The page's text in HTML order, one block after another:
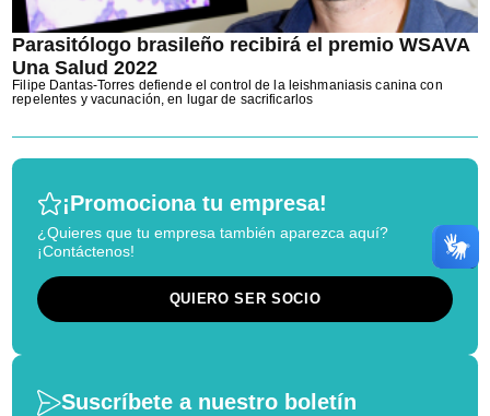
Parasitólogo brasileño recibirá el premio WSAVA
Una Salud 2022
Filipe Dantas-Torres defiende el control de la leishmaniasis canina con
repelentes y vacunación, en lugar de sacrificarlos
¡Promociona tu empresa!
¿Quieres que tu empresa también aparezca aquí?
¡Contáctenos!
QUIERO SER SOCIO
Suscríbete a nuestro boletín